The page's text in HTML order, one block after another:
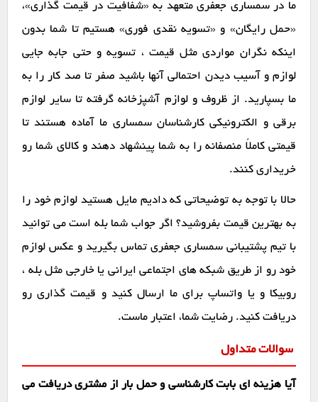
ما در سمساری جعفری متعهد به «شفافیت در قیمت گذاری»،
«حمل رایگان» و «تسویه نقدی فوری» هستیم تا شما بدون
اینکه نگران مواردی مثل قیمت ، تسویه و حتی جابه جایی
لوازم و آسیب دیدن احتمالی آنها باشید صفر تا صد کار را به
ما بسپارید. از ظروف و لوازم آشپزخانه گرفته تا سایر لوازم
برقی و الکترونیکی کارشناسان سمساری ما آماده هستند تا
قیمتی کاملاً منصفانه را به شما پینشهاد دهند و کالای شما رو
خریداری کنند.
حالا با توجه به توضیحاتی که دادیم مایل هستید لوازم خود را
به بهترین قیمت بفروشید؟ اگر جواب شما بله است می توانید
با تیم پشتیبانی سمساری جعفری تماس بگیرید و عکس لوازم
خود رو از طریق شبکه های اجتماعی ایرانی یا خارجی مثل بله ،
روبیکا و یا واتساپ برای ما ارسال کنید و قیمت گذاری رو
دریافت کنید. رضایت شما، اعتبار ماست.
سوالات متداول
آیا هزینه ای بابت کارشناسی و حمل بار از مشتری دریافت می